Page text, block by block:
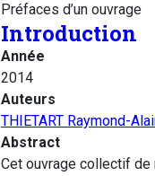
Préfaces d’un ouvrage
Introduction
Année
2014
Auteurs
THIETART Raymond-
Abstract
Cet ouvrage collectif